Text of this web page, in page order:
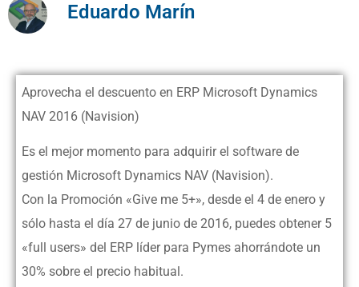
Eduardo Marín
Aprovecha el descuento en ERP Microsoft Dynamics
NAV 2016 (Navision)
Es el mejor momento para adquirir el software de
gestión Microsoft Dynamics NAV (Navision).
Con la Promoción «Give me 5+», desde el 4 de enero y
sólo hasta el día 27 de junio de 2016, puedes obtener 5
«full users» del ERP líder para Pymes ahorrándote un
30% sobre el precio habitual.